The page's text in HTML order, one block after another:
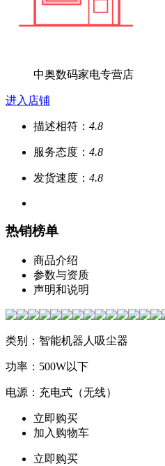
中奥数码家电专营店
进入店铺
描述相符： 4.8
服务态度： 4.8
发货速度： 4.8
热销榜单
商品介绍
参数与资质
声明和说明
类别：智能机器人吸尘器
功率：500W以下
电源：充电式（无线）
立即购买
加入购物车
立即购买